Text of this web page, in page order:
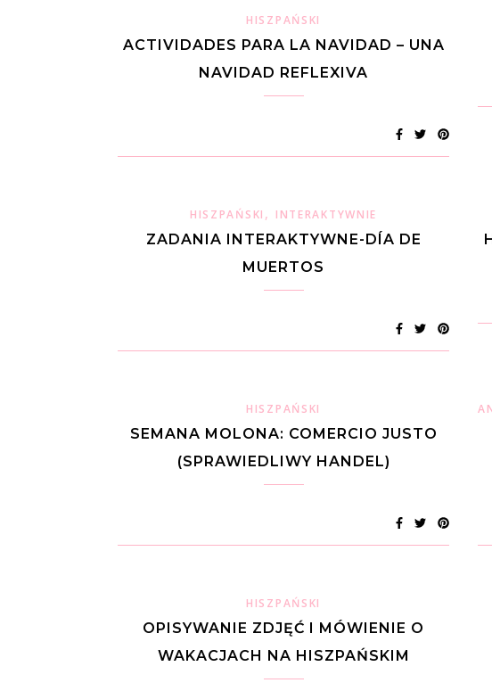
HISZPAŃSKI
ACTIVIDADES PARA LA NAVIDAD – UNA
NAVIDAD REFLEXIVA
HISZPAŃSKI , INTERAKTYWNIE
ZADANIA INTERAKTYWNE-DÍA DE
MUERTOS
HISZPAŃSKI
SEMANA MOLONA: COMERCIO JUSTO
(SPRAWIEDLIWY HANDEL)
HISZPAŃSKI
OPISYWANIE ZDJĘĆ I MÓWIENIE O
WAKACJACH NA HISZPAŃSKIM